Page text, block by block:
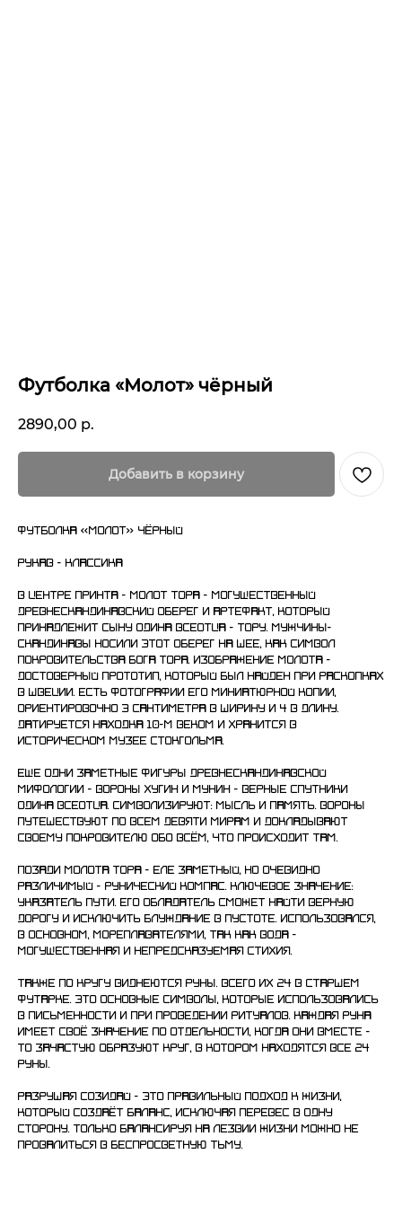
Футболка «Молот» чёрный
2890,00 р.
Добавить в корзину
Футболка «Молот» чёрный
Рукав - классика
В центре принта - молот Тора - могущественный
древнескандинавский оберег и артефакт, который
принадлежит сыну Одина Всеотца - Тору. Мужчины-
скандинавы носили этот оберег на шее, как символ
покровительства бога Тора. Изображение молота -
достоверный прототип, который был найден при раскопках
в Швеции. Есть фотографии его миниатюрной копии,
ориентировочно 3 сантиметра в ширину и 4 в длину.
Датируется находка 10-м веком и хранится в
историческом музее Стокгольма.
Еще одни заметные фигуры древнескандинавской
мифологии - вороны Хугин и Мунин - верные спутники
Одина Всеотца. Символизируют: мысль и память. Вороны
путешествуют по всем девяти мирам и докладывают
своему покровителю обо всём, что происходит там.
Позади молота Тора - еле заметный, но очевидно
различимый - рунический компас. Ключевое значение:
указатель пути. Его обладатель сможет найти верную
дорогу и исключить блуждание в пустоте. Использовался,
в основном, мореплавателями, так как вода -
могущественная и непредсказуемая стихия.
Также по кругу виднеются руны. Всего их 24 в старшем
Футарке. Это основные символы, которые использовались
в письменности и при проведении ритуалов. Каждая руна
имеет своё значение по отдельности, когда они вместе -
то зачастую образуют круг, в котором находятся все 24
руны.
Разрушая созидай - это правильный подход к жизни,
который создаёт баланс, исключая перевес в одну
сторону. Только балансируя на лезвии жизни можно не
провалиться в беспросветную тьму.